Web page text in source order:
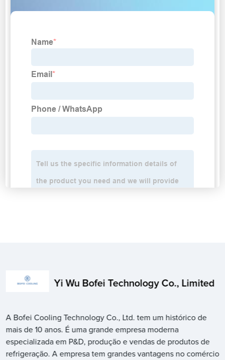
Yi Wu Bofei Technology Co., Limited
A Bofei Cooling Technology Co., Ltd. tem um histórico de
mais de 10 anos. É uma grande empresa moderna
especializada em P&D, produção e vendas de produtos de
refrigeração. A empresa tem grandes vantagens no comércio